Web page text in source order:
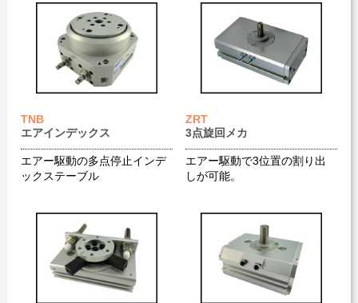
TNB
エアインデックス
エアー駆動の多点停止インデ
ックステーブル
ZRT
3点旋回メカ
エアー駆動で3位置の割り出
しが可能。